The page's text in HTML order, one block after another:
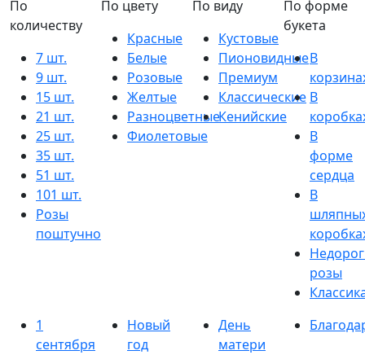
По
количеству
7 шт.
9 шт.
15 шт.
21 шт.
25 шт.
35 шт.
51 шт.
101 шт.
Розы
поштучно
По цвету
Красные
Белые
Розовые
Желтые
Разноцветные
Фиолетовые
По виду
Кустовые
Пионовидные
Премиум
Классические
Кенийские
По форме
букета
В
В
В
форме
сердца
В
розы
1
сентября
Новый
год
День
матери